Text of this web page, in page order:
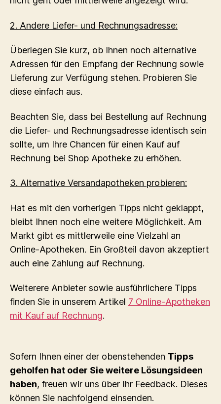
2. Andere Liefer- und Rechnungsadresse:
Überlegen Sie kurz, ob Ihnen noch alternative
Adressen für den Empfang der Rechnung sowie
Lieferung zur Verfügung stehen. Probieren Sie
diese einfach aus.
Beachten Sie, dass bei Bestellung auf Rechnung
die Liefer- und Rechnungsadresse identisch sein
sollte, um Ihre Chancen für einen Kauf auf
Rechnung bei Shop Apotheke zu erhöhen.
3. Alternative Versandapotheken probieren:
Hat es mit den vorherigen Tipps nicht geklappt,
bleibt Ihnen noch eine weitere Möglichkeit. Am
Markt gibt es mittlerweile eine Vielzahl an
Online-Apotheken. Ein Großteil davon akzeptiert
auch eine Zahlung auf Rechnung.
Weiterere Anbieter sowie ausführlichere Tipps
finden Sie in unserem Artikel 7 Online-Apotheken
mit Kauf auf Rechnung.
Sofern Ihnen einer der obenstehenden Tipps
geholfen hat oder Sie weitere Lösungsideen
haben, freuen wir uns über Ihr Feedback. Dieses
können Sie nachfolgend einsenden.